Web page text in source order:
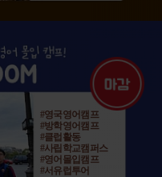
#영국영어캠프
#방학영어캠프
#클럽활동
#사립학교캠퍼스
#영어몰입캠프
#서유럽투어